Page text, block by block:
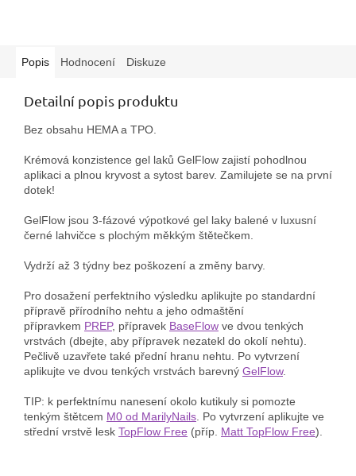
Popis Hodnocení Diskuze
Detailní popis produktu
Bez obsahu HEMA a TPO.
Krémová konzistence gel laků GelFlow zajistí pohodlnou
aplikaci a plnou kryvost a sytost barev. Zamilujete se na první
dotek!
GelFlow jsou 3-fázové výpotkové gel laky balené v luxusní
černé lahvičce s plochým měkkým štětečkem.
Vydrží až 3 týdny bez poškození a změny barvy.
Pro dosažení perfektního výsledku aplikujte po standardní
přípravě přírodního nehtu a jeho odmaštění
přípravkem PREP, přípravek BaseFlow ve dvou tenkých
vrstvách (dbejte, aby přípravek nezatekl do okolí nehtu).
Pečlivě uzavřete také přední hranu nehtu. Po vytvrzení
aplikujte ve dvou tenkých vrstvách barevný GelFlow.
TIP: k perfektnímu nanesení okolo kutikuly si pomozte
tenkým štětcem M0 od MarilyNails . Po vytvrzení aplikujte ve
střední vrstvě lesk TopFlow Free (příp. Matt TopFlow Free).